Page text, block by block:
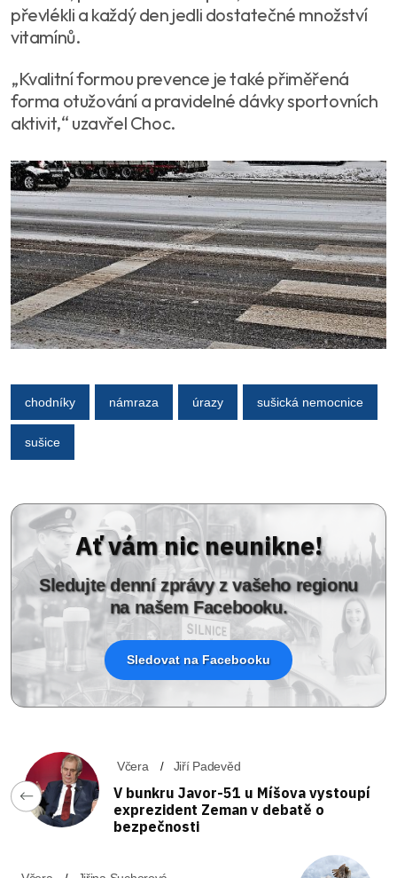
převlékli a každý den jedli dostatečné množství
vitamínů.
„Kvalitní formou prevence je také přiměřená
forma otužování a pravidelné dávky sportovních
aktivit,“ uzavřel Choc.
chodníky námraza úrazy sušická nemocnice
sušice
Ať vám nic neunikne!
Sledujte denní zprávy z vašeho regionu
na našem Facebooku.
Sledovat na Facebooku
Včera Jiří Padevěd
V bunkru Javor-51 u Míšova vystoupí
exprezident Zeman v debatě o
bezpečnosti